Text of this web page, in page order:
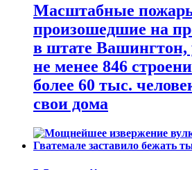
Масштабные
произошедшие на
в штате
не менее 846
более 60 тыс.
свои дома